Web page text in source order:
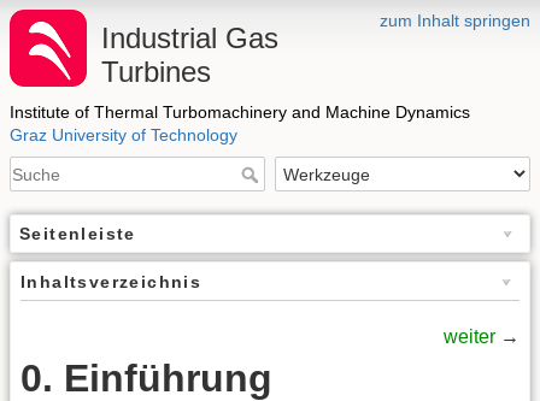
zum Inhalt springen
Industrial Gas
Turbines
Institute of Thermal Turbomachinery and Machine Dynamics
Graz University of Technology
Seitenleiste
Inhaltsverzeichnis
weiter →
0. Einführung